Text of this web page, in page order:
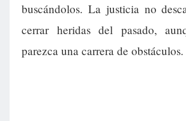
buscándolos. La justicia no
cerrar heridas del pasado,
parezca una carrera de obstáculos.